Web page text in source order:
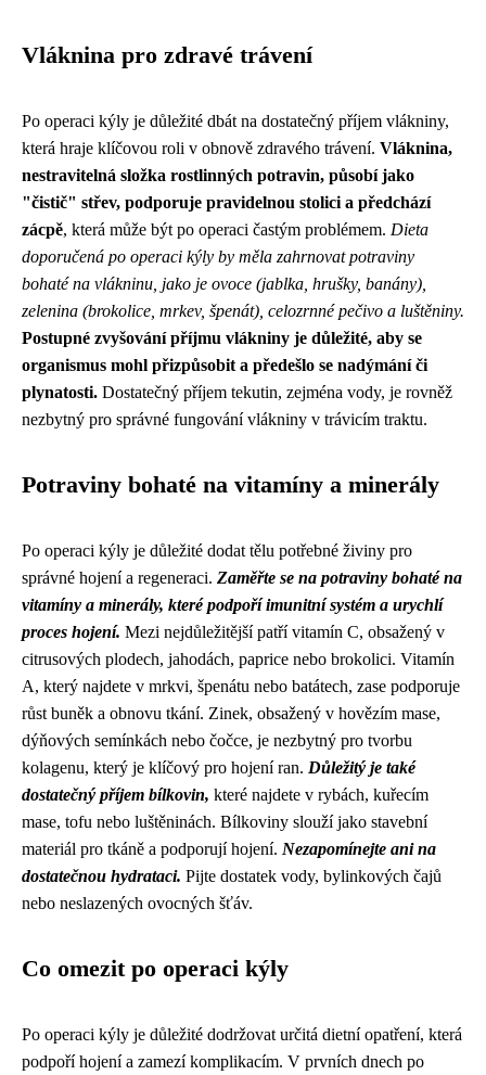
Vláknina pro zdravé trávení
Po operaci kýly je důležité dbát na dostatečný příjem vlákniny,
která hraje klíčovou roli v obnově zdravého trávení. Vláknina,
nestravitelná složka rostlinných potravin, působí jako
"čistič" střev, podporuje pravidelnou stolici a předchází
zácpě, která může být po operaci častým problémem. Dieta
doporučená po operaci kýly by měla zahrnovat potraviny
bohaté na vlákninu, jako je ovoce (jablka, hrušky, banány),
zelenina (brokolice, mrkev, špenát), celozrnné pečivo a luštěniny.
Postupné zvyšování příjmu vlákniny je důležité, aby se
organismus mohl přizpůsobit a předešlo se nadýmání či
plynatosti. Dostatečný příjem tekutin, zejména vody, je rovněž
nezbytný pro správné fungování vlákniny v trávicím traktu.
Potraviny bohaté na vitamíny a minerály
Po operaci kýly je důležité dodat tělu potřebné živiny pro
správné hojení a regeneraci. Zaměřte se na potraviny bohaté na
vitamíny a minerály, které podpoří imunitní systém a urychlí
proces hojení. Mezi nejdůležitější patří vitamín C, obsažený v
citrusových plodech, jahodách, paprice nebo brokolici. Vitamín
A, který najdete v mrkvi, špenátu nebo batátech, zase podporuje
růst buněk a obnovu tkání. Zinek, obsažený v hovězím mase,
dýňových semínkách nebo čočce, je nezbytný pro tvorbu
kolagenu, který je klíčový pro hojení ran. Důležitý je také
dostatečný příjem bílkovin, které najdete v rybách, kuřecím
mase, tofu nebo luštěninách. Bílkoviny slouží jako stavební
materiál pro tkáně a podporují hojení. Nezapomínejte ani na
dostatečnou hydrataci. Pijte dostatek vody, bylinkových čajů
nebo neslazených ovocných šťáv.
Co omezit po operaci kýly
Po operaci kýly je důležité dodržovat určitá dietní opatření, která
podpoří hojení a zamezí komplikacím. V prvních dnech po